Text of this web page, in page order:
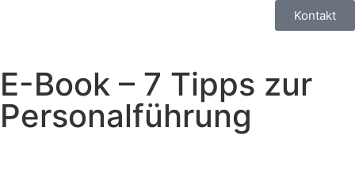
Kontakt
E-Book – 7 Tipps zur
Personalführung